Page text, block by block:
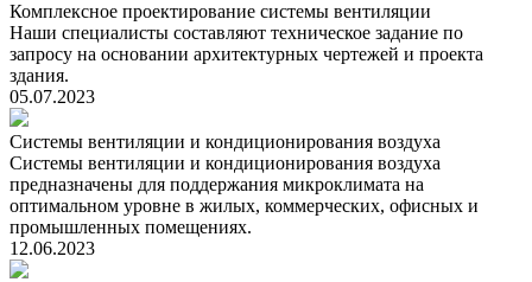
Комплексное проектирование системы вентиляции
Наши специалисты составляют техническое задание по
запросу на основании архитектурных чертежей и проекта
здания.
05.07.2023
Системы вентиляции и кондиционирования воздуха
Системы вентиляции и кондиционирования воздуха
предназначены для поддержания микроклимата на
оптимальном уровне в жилых, коммерческих, офисных и
промышленных помещениях.
12.06.2023